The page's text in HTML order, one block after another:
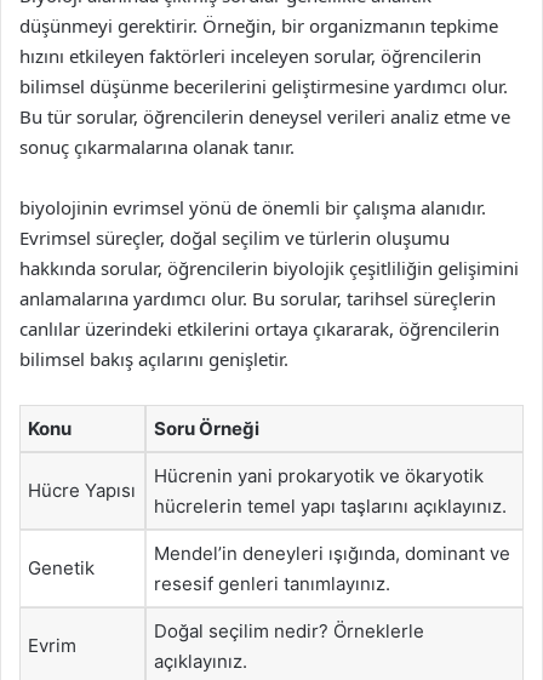
düşünmeyi gerektirir. Örneğin, bir organizmanın tepkime
hızını etkileyen faktörleri inceleyen sorular, öğrencilerin
bilimsel düşünme becerilerini geliştirmesine yardımcı olur.
Bu tür sorular, öğrencilerin deneysel verileri analiz etme ve
sonuç çıkarmalarına olanak tanır.
biyolojinin evrimsel yönü de önemli bir çalışma alanıdır.
Evrimsel süreçler, doğal seçilim ve türlerin oluşumu
hakkında sorular, öğrencilerin biyolojik çeşitliliğin gelişimini
anlamalarına yardımcı olur. Bu sorular, tarihsel süreçlerin
canlılar üzerindeki etkilerini ortaya çıkararak, öğrencilerin
bilimsel bakış açılarını genişletir.
Konu Soru Örneği
Hücre Yapısı
Hücrenin yani prokaryotik ve ökaryotik
hücrelerin temel yapı taşlarını açıklayınız.
Genetik
Mendel’in deneyleri ışığında, dominant ve
resesif genleri tanımlayınız.
Evrim
Doğal seçilim nedir? Örneklerle
açıklayınız.